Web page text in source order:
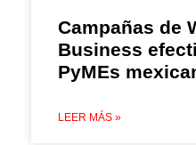
Campañas de
Business
PyMEs
LEER MÁS »